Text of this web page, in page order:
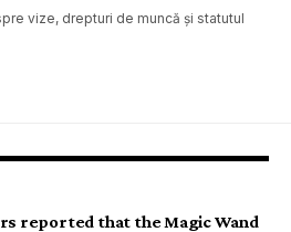
vize, drepturi de muncă și statutul
reported that the Magic Wand